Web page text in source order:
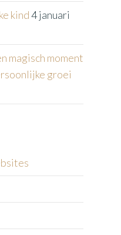
kind4 januari
magisch moment
groei